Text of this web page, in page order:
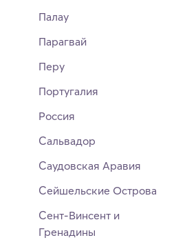
Палау
Парагвай
Перу
Португалия
Россия
Сальвадор
Саудовская Аравия
Сейшельские Острова
Сент-Винсент и
Гренадины